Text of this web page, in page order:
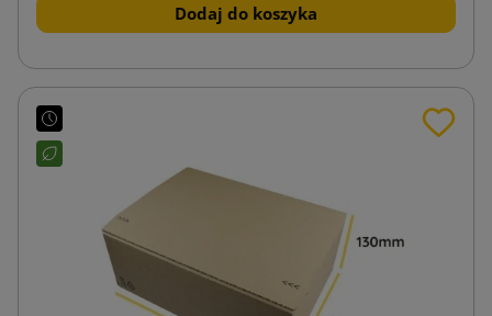
Dodaj do koszyka